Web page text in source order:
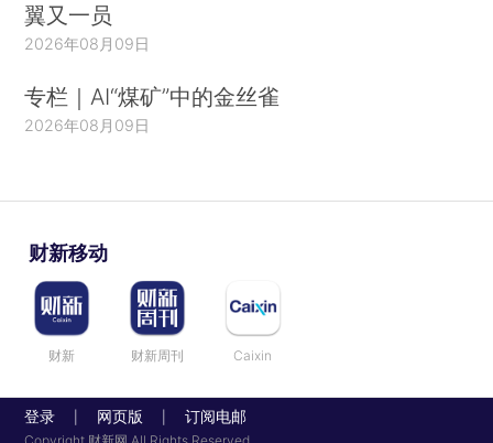
翼又一员
2026年08月09日
专栏｜AI“煤矿”中的金丝雀
2026年08月09日
财新移动
财新 财新周刊 Caixin
登录 网页版 订阅电邮